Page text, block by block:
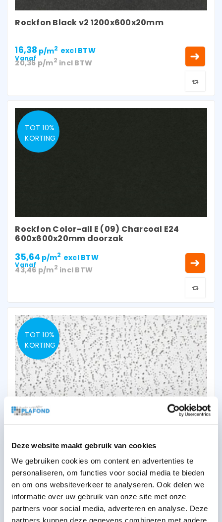
Deze website maakt gebruik van cookies
We gebruiken cookies om content en advertenties te
personaliseren, om functies voor social media te bieden
en om ons websiteverkeer te analyseren. Ook delen we
informatie over uw gebruik van onze site met onze
partners voor social media, adverteren en analyse. Deze
partners kunnen deze gegevens combineren met andere
Rockfon Black v2 1200x600x20mm
Vanaf
16,38 p/m2 excl BTW
20,36 p/m2 incl BTW
TOT 10%
KORTING
Rockfon Color-all E (09) Charcoal E24
600x600x20mm doorzak
Vanaf
35,64 p/m2 excl BTW
43,46 p/m2 incl BTW
TOT 10%
KORTING
Vanaf
10,43 p/m2 excl BTW
12,72p/m2incl BTW